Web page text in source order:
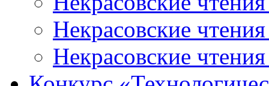
Некрасовские
Некрасовские